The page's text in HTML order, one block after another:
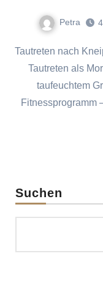
Petra
Tautreten nach Kneipp: Barfuß im Morgentau — Kneipps
Tautreten als
taufeuchtem
Fitnessprogramm
Suchen